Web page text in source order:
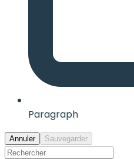
Paragraph
Annuler Sauvegarder